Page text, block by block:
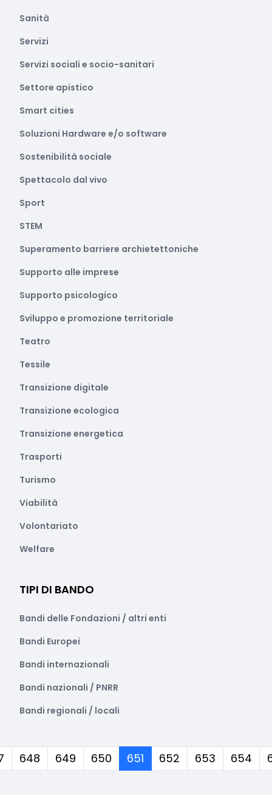
Sanità
Servizi
Servizi sociali e socio-sanitari
Settore apistico
Smart cities
Soluzioni Hardware e/o software
Sostenibilità sociale
Spettacolo dal vivo
Sport
STEM
Superamento barriere archietettoniche
Supporto alle imprese
Supporto psicologico
Sviluppo e promozione territoriale
Teatro
Tessile
Transizione digitale
Transizione ecologica
Transizione energetica
Trasporti
Turismo
Viabilità
Volontariato
Welfare
TIPI DI BANDO
Bandi delle Fondazioni / altri enti
Bandi Europei
Bandi internazionali
Bandi nazionali / PNRR
Bandi regionali / locali
648 649 650 651 (corrente)
652 653 654